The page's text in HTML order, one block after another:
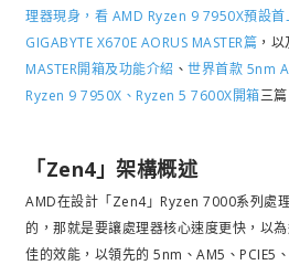
理器現身，看 AMD Ryzen 9 7950X預設
GIGABYTE X670E AORUS MASTER篇 ，以
MASTER開箱及功能介紹 、 世界首款 5nm
Ryzen 9 7950X、Ryzen 5 7600X開箱三
「Zen4」架構概述
AMD在設計「Zen4」Ryzen 7000系列處
的，那就是要讓處理器核心速度更快，以
佳的效能，以領先的 5nm、AM5、PCIE5